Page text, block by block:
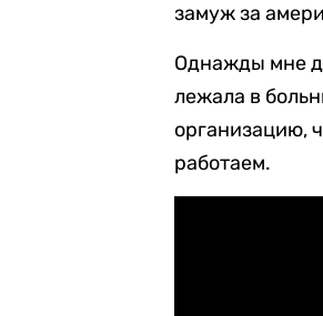
замуж за
Однажды мне
лежала в
организацию,
работаем.